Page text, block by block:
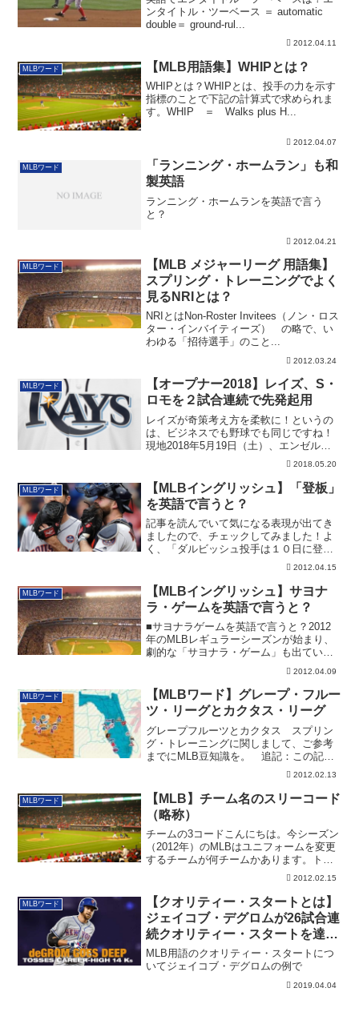
ンタイトル・ツーベース ＝ automatic
double＝ ground-rul...
2012.04.11
MLBワード 【MLB用語集】WHIPとは？
WHIPとは？WHIPとは、投手の力を示す
指標のことで下記の計算式で求められま
す。WHIP ＝ Walks plus H...
2012.04.07
MLBワード
「ランニング・ホームラン」も和
製英語
ランニング・ホームランを英語で言う
と？
2012.04.21
MLBワード
【MLB メジャーリーグ 用語集】
スプリング・トレーニングでよく
見るNRIとは？
NRIとはNon-Roster Invitees（ノン・ロス
ター・インバイティーズ） の略で、い
わゆる「招待選手」のこと...
2012.03.24
MLBワード
【オープナー2018】レイズ、S・
ロモを２試合連続で先発起用
レイズが奇策考え方を柔軟に！というの
は、ビジネスでも野球でも同じですね！
現地2018年5月19日（土）、エンゼルス
2018.05.20
MLBワード
【MLBイングリッシュ】「登板」
を英語で言うと？
記事を読んでいて気になる表現が出てき
ましたので、チェックしてみました！よ
く、「ダルビッシュ投手は１０日に登板
2012.04.15
MLBワード
【MLBイングリッシュ】サヨナ
ラ・ゲームを英語で言うと？
■サヨナラゲームを英語で言うと？2012
年のMLBレギュラーシーズンが始まり、
劇的な「サヨナラ・ゲーム」も出ていま
2012.04.09
MLBワード
【MLBワード】グレープ・フルー
ツ・リーグとカクタス・リーグ
グレープフルーツとカクタス スプリン
グ・トレーニングに関しまして、ご参考
までにMLB豆知識を。 追記：この記事
2012.02.13
MLBワード
【MLB】チーム名のスリーコード
（略称）
チームの3コードこんにちは。今シーズン
（2012年）のMLBはユニフォームを変更
するチームが何チームかあります。トロ
2012.02.15
MLBワード
【クオリティー・スタートとは】
ジェイコブ・デグロムが26試合連
続クオリティー・スタートを達
成！打ってはHR、投げては
14K！
MLB用語のクオリティー・スタートにつ
いてジェイコブ・デグロムの例で
2019.04.04